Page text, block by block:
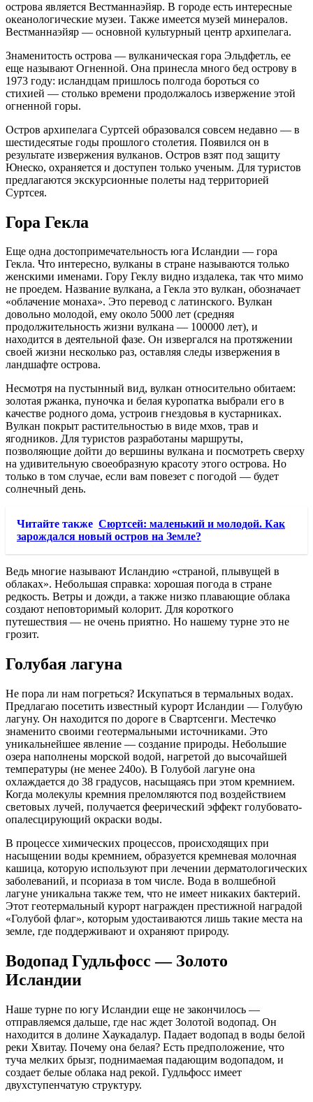
острова является Вестманнаэйяр. В городе есть интересные
океанологические музеи. Также имеется музей минералов.
Вестманнаэйяр — основной культурный центр архипелага.
Знаменитость острова — вулканическая гора Эльдфетль, ее
еще называют Огненной. Она принесла много бед острову в
1973 году: исландцам пришлось полгода бороться со
стихией — столько времени продолжалось извержение этой
огненной горы.
Остров архипелага Суртсей образовался совсем недавно — в
шестидесятые годы прошлого столетия. Появился он в
результате извержения вулканов. Остров взят под защиту
Юнеско, охраняется и доступен только ученым. Для туристов
предлагаются экскурсионные полеты над территорией
Суртсея.
Гора Гекла
Еще одна достопримечательность юга Исландии — гора
Гекла. Что интересно, вулканы в стране называются только
женскими именами. Гору Геклу видно издалека, так что мимо
не проедем. Название вулкана, а Гекла это вулкан, обозначает
«облачение монаха». Это перевод с латинского. Вулкан
довольно молодой, ему около 5000 лет (средняя
продолжительность жизни вулкана — 100000 лет), и
находится в деятельной фазе. Он извергался на протяжении
своей жизни несколько раз, оставляя следы извержения в
ландшафте острова.
Несмотря на пустынный вид, вулкан относительно обитаем:
золотая ржанка, пуночка и белая куропатка выбрали его в
качестве родного дома, устроив гнездовья в кустарниках.
Вулкан покрыт растительностью в виде мхов, трав и
ягодников. Для туристов разработаны маршруты,
позволяющие дойти до вершины вулкана и посмотреть сверху
на удивительную своеобразную красоту этого острова. Но
только в том случае, если вам повезет с погодой — будет
солнечный день.
Читайте также Сюртсей: маленький и молодой. Как
зарождался новый остров на Земле?
Ведь многие называют Исландию «страной, плывущей в
облаках». Небольшая справка: хорошая погода в стране
редкость. Ветры и дожди, а также низко плавающие облака
создают неповторимый колорит. Для короткого
путешествия — не очень приятно. Но нашему турне это не
грозит.
Голубая лагуна
Не пора ли нам погреться? Искупаться в термальных водах.
Предлагаю посетить известный курорт Исландии — Голубую
лагуну. Он находится по дороге в Свартсенги. Местечко
знаменито своими геотермальными источниками. Это
уникальнейшее явление — создание природы. Небольшие
озера наполнены морской водой, нагретой до высочайшей
температуры (не менее 240о). В Голубой лагуне она
охлаждается до 38 градусов, насыщаясь при этом кремнием.
Когда молекулы кремния преломляются под воздействием
световых лучей, получается феерический эффект голубовато-
опалесцирующий окраски воды.
В процессе химических процессов, происходящих при
насыщении воды кремнием, образуется кремневая молочная
кашица, которую используют при лечении дерматологических
заболеваний, и псориаза в том числе. Вода в волшебной
лагуне уникальна также тем, что не имеет никаких бактерий.
Этот геотермальный курорт награжден престижной наградой
«Голубой флаг», которым удостаиваются лишь такие места на
земле, где поддерживают и охраняют природу.
Водопад Гудльфосс — Золото
Исландии
Наше турне по югу Исландии еще не закончилось —
отправляемся дальше, где нас ждет Золотой водопад. Он
находится в долине Хаукадалур. Падает водопад в воды белой
реки Хвитау. Почему она белая? Есть предположение, что
туча мелких брызг, поднимаемая падающим водопадом, и
создает белые облака над рекой. Гудльфосс имеет
двухступенчатую структуру.